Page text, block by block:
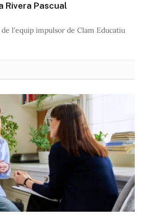
Rivera Pascual
l'equip impulsor de Clam Educatiu